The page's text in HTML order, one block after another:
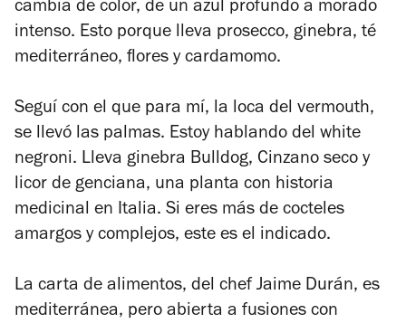
cambia de color, de un azul profundo a morado
intenso. Esto porque lleva prosecco, ginebra, té
mediterráneo, flores y cardamomo.
Seguí con el que para mí, la loca del vermouth,
se llevó las palmas. Estoy hablando del white
negroni. Lleva ginebra Bulldog, Cinzano seco y
licor de genciana, una planta con historia
medicinal en Italia. Si eres más de cocteles
amargos y complejos, este es el indicado.
La carta de alimentos, del chef Jaime Durán, es
mediterránea, pero abierta a fusiones con